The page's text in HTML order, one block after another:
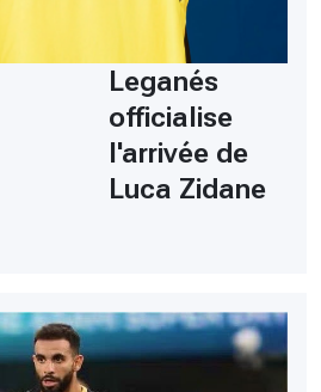
Leganés
officialise
l'arrivée de
Luca Zidane